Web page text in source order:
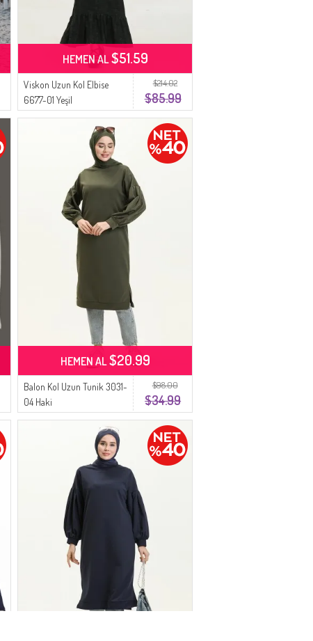
$214.02
$85.99
Viskon Uzun Kol Elbise
6677-01 Yeşil
HEMEN AL$51.59
$98.00
$34.99
Balon Kol Uzun Tunik 3031-
04 Haki
HEMEN AL$20.99